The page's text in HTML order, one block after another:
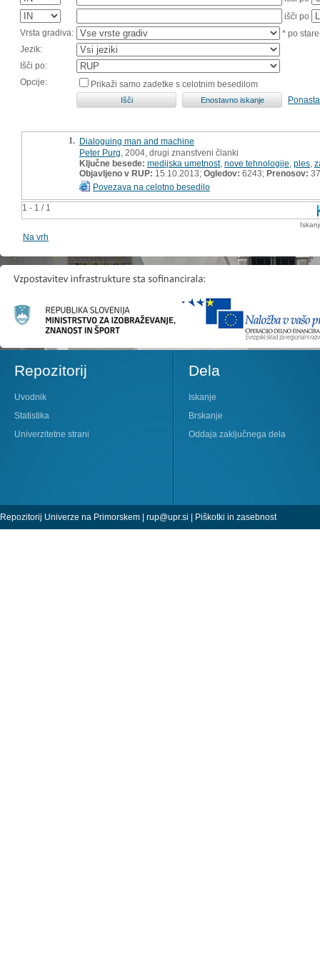
išči po
Vrsta gradiva:
* po
Jezik:
Išči po:
Opcije:
Prikaži samo zadetke s celotnim besedilom
1 - 1 / 1
1. Dialoguing man and machine
Peter Purg , 2004, drugi znanstveni članki
Ključne besede: medijska umetnost, nove tehnologije ples
Objavljeno v RUP: 15.10.2013; Ogledov: 6243; Prenosov: 37
Povezava na celotno besedilo
Na vrh
Repozitorij
Uvodnik
Statistika
Univerzitetne strani
Dela
Iskanje
Brskanje
Oddaja zaključnega dela
Repozitorij Univerze na Primorskem | rup@upr.si | Piškotki in zasebnost